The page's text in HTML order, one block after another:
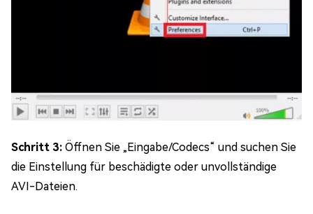
Schritt 3: Öffnen Sie „Eingabe/Codecs“ und suchen Sie
die Einstellung für beschädigte oder unvollständige
AVI-Dateien.